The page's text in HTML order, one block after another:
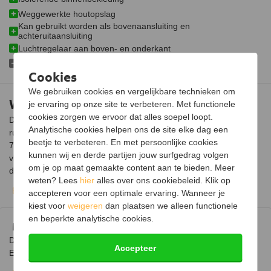
Westfire Uniq 36 houtkachel
De Westfire Uniq 36 houtkachel vormt de blikvanger van iedere
ruimte, met een vermogen van 7,2 kW en een rendement van
78%. Via de ruit op de voorzijde heb je perfect zicht op het
vlammenspel. Breng de ruimte in de perfecte sfeer en geniet van
de warmte van deze houtkachel.
Materiaal van de Westfire Uniq 36
De Westfire Uniq 36 houtkachel is aan de buitenkant vervaardigd
uit staal. De binnenbekleding is gemaakt van Skamol-platen.
Deze zijn bestand tegen temperaturen tot 1000 graden Celsius.
De platen hebben een isolerende werking. Hierdoor heeft de
kachel een hoger rendement.
Bekijk volledige beschrijving
Milieugegevens
De Westfire Uniq 36 voldoet aan de strenge Nederlandse en
Europese wetgeving, zoals is vastgelegd in de EcoDesign 2022.
Weggewerkte houtopslag
Kan gebruikt worden als bovenaansluiting en
achteruitaansluiting
Luchtregelaar aan boven- en onderkant
Schoneruitsysteem
Luchttoevoeraansluiting
Afmetingen (B x D x H)
Gewicht 90 kg
Materiaal Plaatstaal
Afwerking Hittebestendige lak
Kleur Zwart
Weggewerkte aslade
Cookies
We gebruiken cookies en vergelijkbare technieken om
je ervaring op onze site te verbeteren. Met functionele
cookies zorgen we ervoor dat alles soepel loopt.
Analytische cookies helpen ons de site elke dag een
beetje te verbeteren. En met persoonlijke cookies
kunnen wij en derde partijen jouw surfgedrag volgen
om je op maat gemaakte content aan te bieden. Meer
weten? Lees hier alles over ons cookiebeleid. Klik op
accepteren voor een optimale ervaring. Wanneer je
kiest voorweigeren dan plaatsen we alleen functionele
en beperkte analytische cookies.
Accepteer